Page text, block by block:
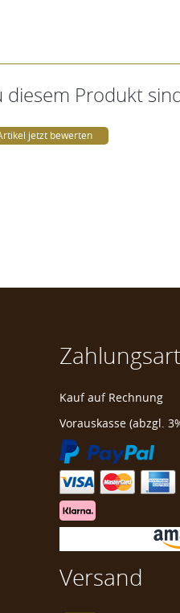
diesem Produkt
jetzt bewerten
Kauf auf Rechnung
Vorauskasse (abzgl.
Versand